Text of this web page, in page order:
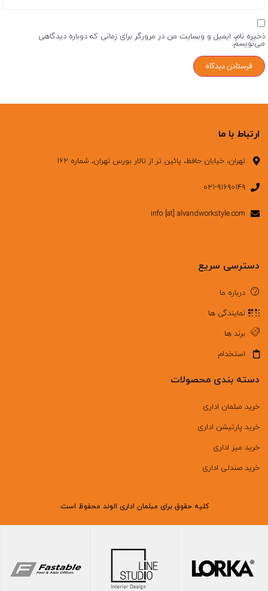
ذخیره نام، ایمیل و وبسایت من در مرورگر برای زمانی که دوباره دیدگاهی
می‌نویسم.
ارتباط با ما
تهران، خیابان حافظ، پائین تر از تالار بورس تهران، شماره ۱۶۲
۰۲۱-۹۱۶۹۰۱۴۹
info [at] alvandworkstyle.com
دسترسی سریع
درباره ما
نمایندگی ها
برند ها
استخدام
دسته بندی محصولات
خرید مبلمان اداری
خرید پارتیشن اداری
خرید میز اداری
خرید صندلی اداری
کلیه حقوق برای مبلمان اداری الوند محفوظ است.